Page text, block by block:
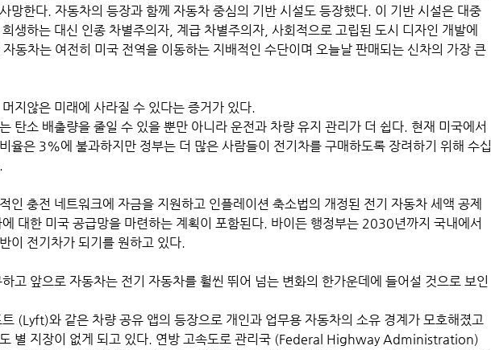
망한다. 자동차의 등장과 함께 자동차 중심의 기반 시설도 등장했다. 이 기반 시설은 대중
생하는 대신 인종 차별주의자, 계급 차별주의자, 사회적으로 고립된 도시 디자인 개발에
동차는 여전히 미국 전역을 이동하는 지배적인 수단이며 오늘날 판매되는 신차의 가장 큰
지않은 미래에 사라질 수 있다는 증거가 있다.
탄소 배출량을 줄일 수 있을 뿐만 아니라 운전과 차량 유지 관리가 더 쉽다. 현재 미국에서
율은 3%에 불과하지만 정부는 더 많은 사람들이 전기차를 구매하도록 장려하기 위해 수십
인 충전 네트워크에 자금을 지원하고 인플레이션 축소법의 개정된 전기 자동차 세액 공제
대한 미국 공급망을 마련하는 계획이 포함된다. 바이든 행정부는 2030년까지 국내에서
이 전기차가 되기를 원하고 있다.
(Lyft)와 같은 차량 공유 앱의 등장으로 개인과 업무용 자동차의 소유 경계가 모호해졌고
별 지장이 없게 되고 있다. 연방 고속도로 관리국 (Federal Highway Administration)